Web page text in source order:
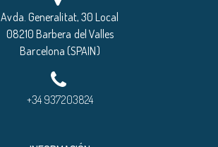
Avda. Generalitat, 30 Local
08210 Barbera del Valles
Barcelona (SPAIN)
+34 937203824